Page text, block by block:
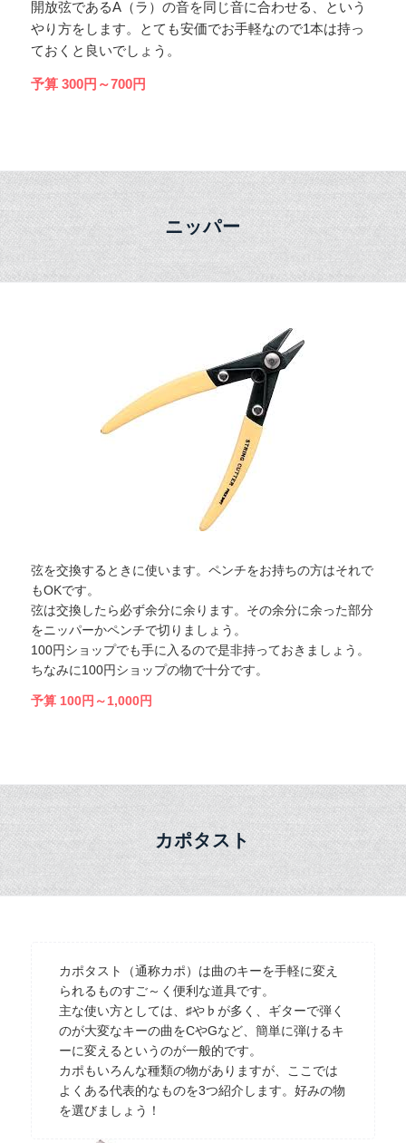
開放弦であるA（ラ）の音を同じ音に合わせる、という
やり方をします。とても安価でお手軽なので1本は持っ
ておくと良いでしょう。
予算 300円～700円
ニッパー
弦を交換するときに使います。ペンチをお持ちの方はそれで
もOKです。
弦は交換したら必ず余分に余ります。その余分に余った部分
をニッパーかペンチで切りましょう。
100円ショップでも手に入るので是非持っておきましょう。
ちなみに100円ショップの物で十分です。
予算 100円～1,000円
カポタスト
カポタスト（通称カポ）は曲のキーを手軽に変え
られるものすご～く便利な道具です。
主な使い方としては、♯や♭が多く、ギターで弾く
のが大変なキーの曲をCやGなど、簡単に弾けるキ
ーに変えるというのが一般的です。
カポもいろんな種類の物がありますが、ここでは
よくある代表的なものを3つ紹介します。好みの物
を選びましょう！